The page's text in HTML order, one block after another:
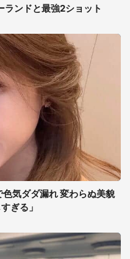
ランドと最強2ショット
気ダダ漏れ 変わらぬ美貌
ぎる」